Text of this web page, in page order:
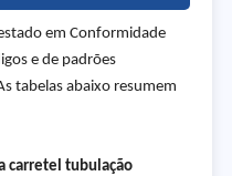
em Conformidade
e de padrões
tabelas abaixo resumem
carretel tubulação